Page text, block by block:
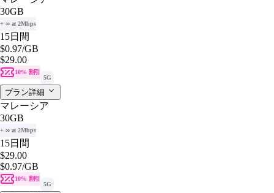
30GB
+ ∞ at 2Mbps
15日間
$0.97/GB
$29.00
10% 割引
5G
プラン詳細
マレーシア
30GB
+ ∞ at 2Mbps
15日間
$29.00
$0.97/GB
10% 割引
5G